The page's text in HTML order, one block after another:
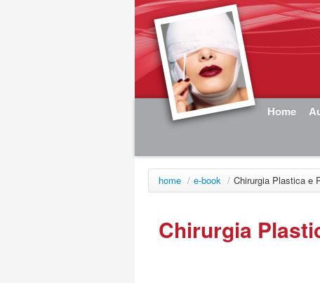
Home
home / e-book / Chirurgia Plastica e
Chirurgia